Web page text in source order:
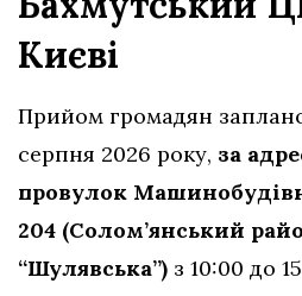
Києві
Прийом громадян
серпня 2026 року, за
провулок
204 (Солом’янський
“Шулявська”) з 10:00 до